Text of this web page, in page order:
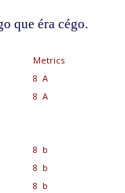
que éra cégo.
Metrics
8 A
8 A
8 b
8 b
8 b